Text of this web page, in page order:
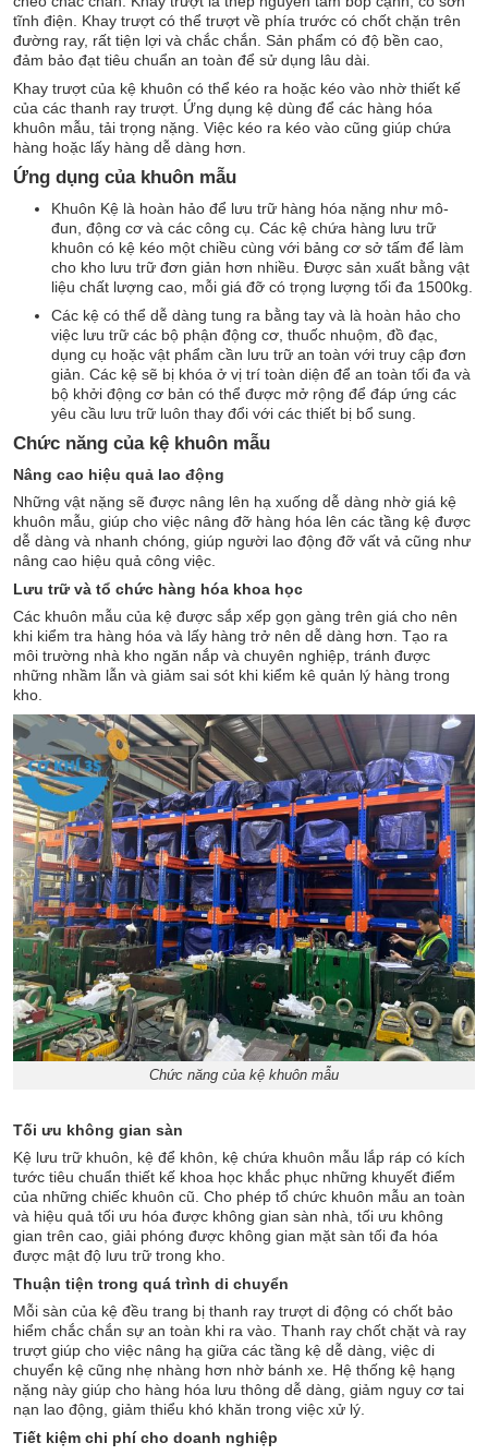
tĩnh điện. Khay trượt có thể trượt về phía trước có chốt chặn trên
đường ray, rất tiện lợi và chắc chắn. Sản phẩm có độ bền cao,
đảm bảo đạt tiêu chuẩn an toàn để sử dụng lâu dài.
Khay trượt của kệ khuôn có thể kéo ra hoặc kéo vào nhờ thiết kế
của các thanh ray trượt. Ứng dụng kệ dùng để các hàng hóa
khuôn mẫu, tải trọng nặng. Việc kéo ra kéo vào cũng giúp chứa
hàng hoặc lấy hàng dễ dàng hơn.
Ứng dụng của khuôn mẫu
Khuôn Kệ là hoàn hảo để lưu trữ hàng hóa nặng như mô-
đun, động cơ và các công cụ. Các kệ chứa hàng lưu trữ
khuôn có kệ kéo một chiều cùng với bảng cơ sở tấm để làm
cho kho lưu trữ đơn giản hơn nhiều. Được sản xuất bằng vật
liệu chất lượng cao, mỗi giá đỡ có trọng lượng tối đa 1500kg.
Các kệ có thể dễ dàng tung ra bằng tay và là hoàn hảo cho
việc lưu trữ các bộ phận động cơ, thuốc nhuộm, đồ đạc,
dụng cụ hoặc vật phẩm cần lưu trữ an toàn với truy cập đơn
giản. Các kệ sẽ bị khóa ở vị trí toàn diện để an toàn tối đa và
bộ khởi động cơ bản có thể được mở rộng để đáp ứng các
yêu cầu lưu trữ luôn thay đổi với các thiết bị bổ sung.
Chức năng của kệ khuôn mẫu
Nâng cao hiệu quả lao động
Những vật nặng sẽ được nâng lên hạ xuống dễ dàng nhờ giá kệ
khuôn mẫu, giúp cho việc nâng đỡ hàng hóa lên các tầng kệ được
dễ dàng và nhanh chóng, giúp người lao động đỡ vất vả cũng như
nâng cao hiệu quả công việc.
Lưu trữ và tổ chức hàng hóa khoa học
Các khuôn mẫu của kệ được sắp xếp gọn gàng trên giá cho nên
khi kiểm tra hàng hóa và lấy hàng trở nên dễ dàng hơn. Tạo ra
môi trường nhà kho ngăn nắp và chuyên nghiệp, tránh được
những nhầm lẫn và giảm sai sót khi kiểm kê quản lý hàng trong
kho.
Chức năng của kệ khuôn mẫu
Tối ưu không gian sàn
Kệ lưu trữ khuôn, kệ để khôn, kệ chứa khuôn mẫu lắp ráp có kích
tước tiêu chuẩn thiết kế khoa học khắc phục những khuyết điểm
của những chiếc khuôn cũ. Cho phép tổ chức khuôn mẫu an toàn
và hiệu quả tối ưu hóa được không gian sàn nhà, tối ưu không
gian trên cao, giải phóng được không gian mặt sàn tối đa hóa
được mật độ lưu trữ trong kho.
Thuận tiện trong quá trình di chuyển
Mỗi sàn của kệ đều trang bị thanh ray trượt di động có chốt bảo
hiểm chắc chắn sự an toàn khi ra vào. Thanh ray chốt chặt và ray
trượt giúp cho việc nâng hạ giữa các tầng kệ dễ dàng, việc di
chuyển kệ cũng nhẹ nhàng hơn nhờ bánh xe. Hệ thống kệ hạng
nặng này giúp cho hàng hóa lưu thông dễ dàng, giảm nguy cơ tai
nạn lao động, giảm thiểu khó khăn trong việc xử lý.
Tiết kiệm chi phí cho doanh nghiệp